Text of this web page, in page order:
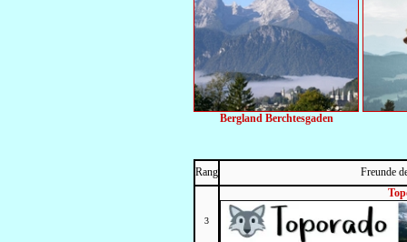
Bergland Berchtesgaden
Rang Freunde
3